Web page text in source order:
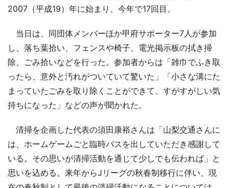
2007（平成19）年に始まり、今年で17回目。
当日は、同団体メンバーほか甲府サポーター7人が参加
し、落ち葉拾い、フェンスや椅子、電光掲示板の拭き掃
除、ごみ拾いなどを行った。参加者からは「雑巾でふき取
ったら、意外と汚れがついていて驚いた」「小さな溝にた
まっていたごみを取り除くことができて、すがすがしい気
持ちになった」などの声が聞かれた。
清掃を企画した代表の須田康裕さんは「山梨交通さんに
は、ホームゲームごと臨時バスを出していただき感謝して
いる。その思いが清掃活動を通じて少しでも伝われば」と
思いを込める。来年からJリーグの秋春制移行に伴い、現